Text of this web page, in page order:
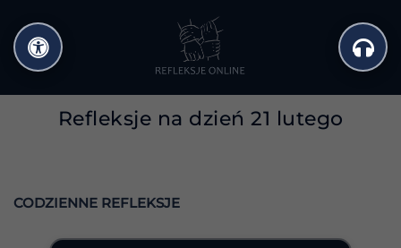
do
treści
Refleksje na dzień 21 lutego
CODZIENNE REFLEKSJE